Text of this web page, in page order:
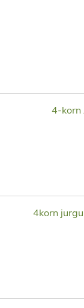
4-korn
4korn